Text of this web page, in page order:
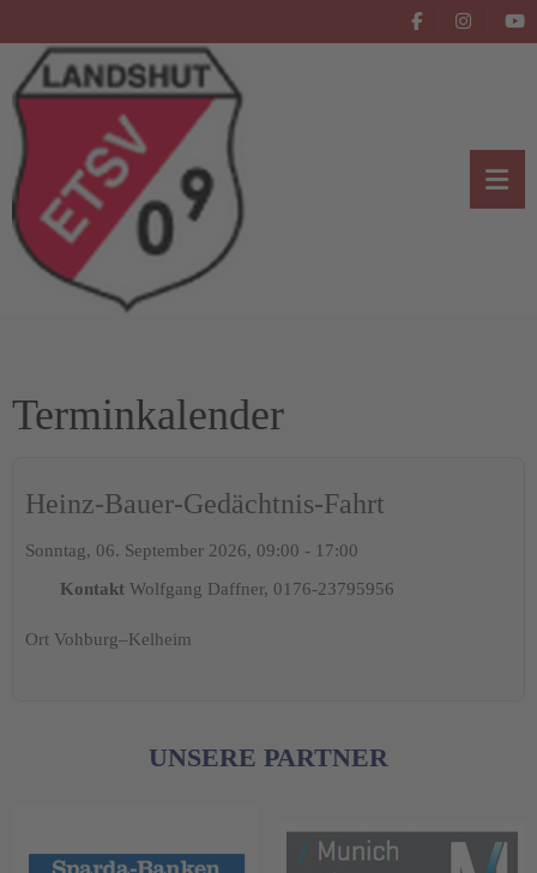
Terminkalender
Heinz-Bauer-Gedächtnis-Fahrt
Sonntag, 06. September 2026, 09:00 - 17:00
KontaktWolfgang Daffner, 0176-23795956
Ort Vohburg–Kelheim
UNSERE PARTNER